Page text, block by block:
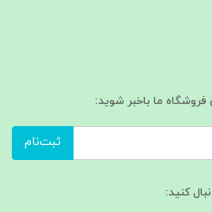
ما باخبر شوید:
ثبت‌نام
کنید: